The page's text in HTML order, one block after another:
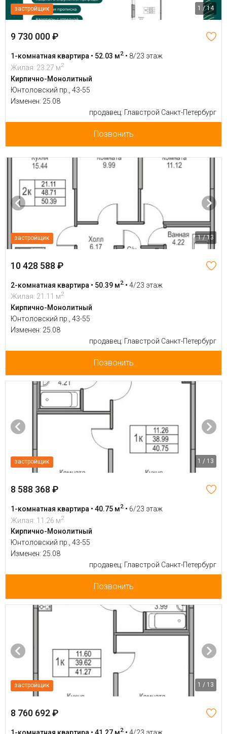
застройщик 1 / 14
9 730 000 ₽
1-комнатная квартира • 52.03 м2 • 8/23 этаж
Жилая: 23.27 м2
Кирпично-Монолитный
Юнтоловский пр., 43-55
Изменен: 25.08
продавец: Главстрой Санкт-Петербург
Позвонить
застройщик 1 / 13
10 428 588 ₽
2-комнатная квартира • 50.39 м2 • 4/23 этаж
Жилая: 21.11 м2
Кирпично-Монолитный
Юнтоловский пр., 43-55
Изменен: 25.08
продавец: Главстрой Санкт-Петербург
Позвонить
застройщик 1 / 13
8 588 368 ₽
1-комнатная квартира • 40.75 м2 • 6/23 этаж
Жилая: 11.26 м2
Кирпично-Монолитный
Юнтоловский пр., 43-55
Изменен: 25.08
продавец: Главстрой Санкт-Петербург
Позвонить
застройщик 1 / 13
8 760 692 ₽
2